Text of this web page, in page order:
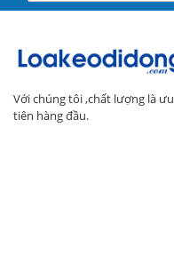
Với chúng tôi ,chất lượng là ưu
tiên hàng đầu.